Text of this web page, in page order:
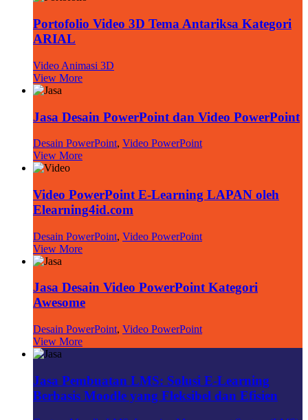
Portofolio Video 3D Tema Antariksa Kategori
ARIAL
Video Animasi 3D
View More
Jasa Desain PowerPoint dan Video PowerPoint
Desain PowerPoint, Video PowerPoint
View More
Video PowerPoint E-Learning LAPAN oleh
Elearning4id.com
Desain PowerPoint, Video PowerPoint
View More
Jasa Desain Video PowerPoint Kategori
Awesome
Desain PowerPoint, Video PowerPoint
View More
Jasa Pembuatan LMS: Solusi E-Learning
Berbasis Moodle yang Fleksibel dan Efisien